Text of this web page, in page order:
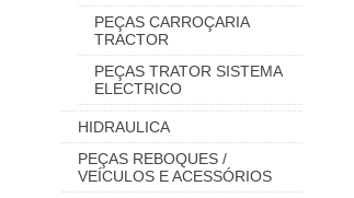
PEÇAS CARROÇARIA
TRACTOR
PEÇAS TRATOR SISTEMA
ELECTRICO
HIDRAULICA
PEÇAS REBOQUES /
VEÍCULOS E ACESSÓRIOS